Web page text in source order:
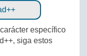
específico
siga estos